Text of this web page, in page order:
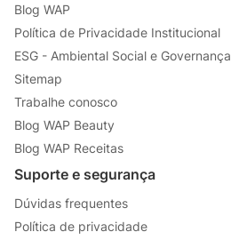
Blog WAP
Política de Privacidade Institucional
ESG - Ambiental Social e Governança
Sitemap
Trabalhe conosco
Blog WAP Beauty
Blog WAP Receitas
Suporte e segurança
Dúvidas frequentes
Política de privacidade